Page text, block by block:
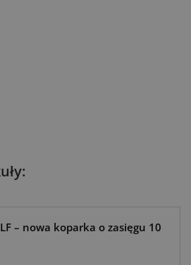
– nowa koparka o zasięgu 10